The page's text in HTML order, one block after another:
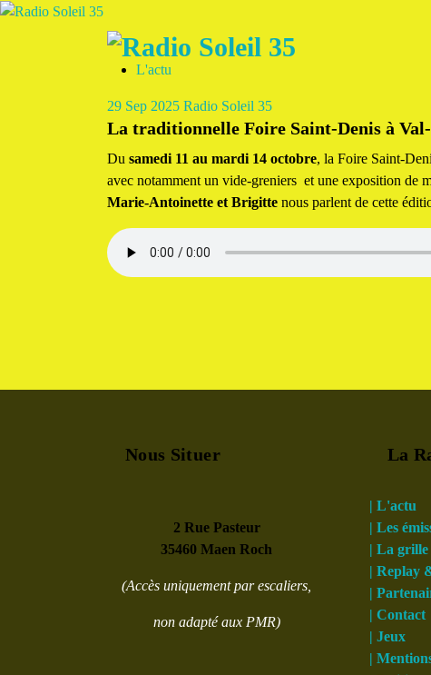
Aller
La Radio Des Marches de Bretagne !
L'actu
29 Sep 2025 Radio Soleil 35
La traditionnelle Foire Saint-Denis à Val-
Du samedi 11 au mardi 14 octobre, la Foire Saint-
avec notamment un vide-greniers et une exposition de
Marie-Antoinette et Brigitte nous parlent de cette
Nous Situer
2 Rue Pasteur
35460 Maen Roch
(Accès uniquement par escaliers,
non adapté aux PMR)
La
| L'actu
| Les
| La grille
| Replay
|
| Contact
| Jeux
|